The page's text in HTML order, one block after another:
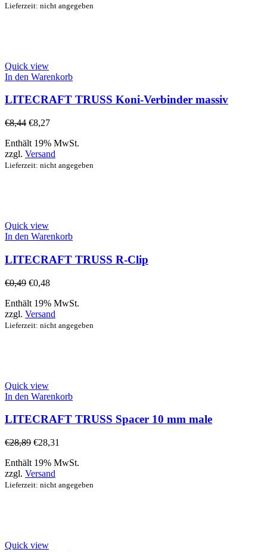
Lieferzeit: nicht angegeben
Quick view
In den Warenkorb
LITECRAFT TRUSS Koni-Verbinder massiv
€8,44 €8,27
Enthält 19% MwSt.
zzgl. Versand
Lieferzeit: nicht angegeben
Quick view
In den Warenkorb
LITECRAFT TRUSS R-Clip
€0,49 €0,48
Enthält 19% MwSt.
zzgl. Versand
Lieferzeit: nicht angegeben
Quick view
In den Warenkorb
LITECRAFT TRUSS Spacer 10 mm male
€28,89 €28,31
Enthält 19% MwSt.
zzgl. Versand
Lieferzeit: nicht angegeben
Quick view